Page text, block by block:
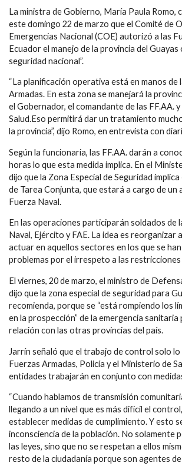
La ministra de Gobierno, María Paula Romo,
este domingo 22 de marzo que el Comité de
Emergencias Nacional (COE) autorizó a las
Ecuador el manejo de la provincia del Guayas
seguridad nacional”.
“La planificación operativa está en manos de
Armadas. En esta zona se manejará la
el Gobernador, el comandante de las FF.AA.
Salud.Eso permitirá dar un tratamiento
la provincia”, dijo Romo, en entrevista con
Según la funcionaria, las FF.AA. darán a
horas lo que esta medida implica. En el
dijo que la Zona Especial de Seguridad
de Tarea Conjunta, que estará a cargo de un
Fuerza Naval.
En las operaciones participarán soldados de
Naval, Ejército y FAE. La idea es reorganizar
actuar en aquellos sectores en los que se
problemas por el irrespeto a las restricciones
El viernes, 20 de marzo, el ministro de
dijo que la zona especial de seguridad para
recomienda, porque se “está rompiendo los
en la prospección” de la emergencia sanitaria
relación con las otras provincias del país.
Jarrín señaló que el trabajo de control solo lo
Fuerzas Armadas, Policía y el Ministerio de
entidades trabajarán en conjunto con
“Cuando hablamos de transmisión
llegando a un nivel que es más difícil el
establecer medidas de cumplimiento. Y esto
inconsciencia de la población. No solamente
las leyes, sino que no se respetan a ellos
resto de la ciudadanía porque son agentes de